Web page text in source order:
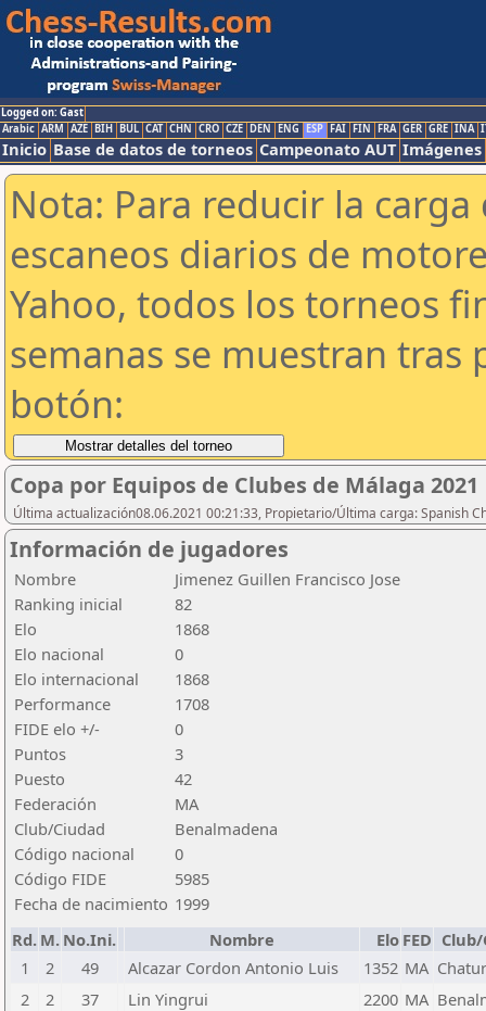
Logged on: Gast
Arabic ARM AZE BIH BUL CAT CHN CRO CZE DEN ENG ESP FAI FIN FRA GER GRE INA
Inicio Base de datos de torneos Campeonato AUT Imágenes
Nota: Para reducir la
escaneos diarios de
Yahoo, todos los torneos
semanas se muestran tras
botón:
Copa por Equipos de Clubes de Málaga 2021
Última actualización08.06.2021 00:21:33, Propietario/Última carga: Spanish
Información de jugadores
Nombre
Jimenez Guillen Francisco Jose
Ranking inicial
82
Elo
1868
Elo nacional
0
Elo internacional
1868
Performance
1708
FIDE elo +/-
0
Puntos
3
Puesto
42
Federación
MA
Club/Ciudad
Benalmadena
Código nacional
0
Código FIDE
5985
Fecha de nacimiento 1999
Rd. M. No.Ini. Nombre Elo FED
1
2 49 Alcazar Cordon Antonio Luis 1352 MA
2
2 37 Lin Yingrui 2200 MA